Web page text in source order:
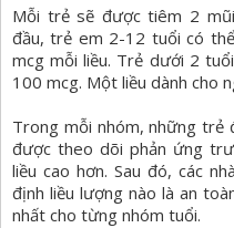
Mỗi trẻ sẽ được tiêm 2
đầu, trẻ em 2-12 tuổi có
mcg mỗi liều. Trẻ dưới 2
100 mcg. Một liều dành cho
Trong mỗi nhóm, những trẻ
được theo dõi phản ứng
liều cao hơn. Sau đó, các
định liều lượng nào là an
nhất cho từng nhóm tuổi.